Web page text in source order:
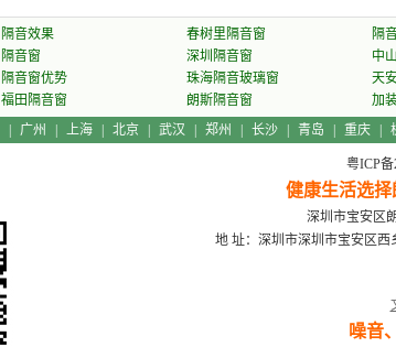
隔音效果 春树里隔音窗 隔
隔音窗
深圳隔音窗 中
隔音窗优势
珠海隔音玻璃窗 天
福田隔音窗
朗斯隔音窗 加
广州 上海 北京 武汉 郑州 长沙 青岛 重庆
粤ICP备
健康生活选
深圳市宝安区
地 址：深圳市深圳市宝安区
噪音